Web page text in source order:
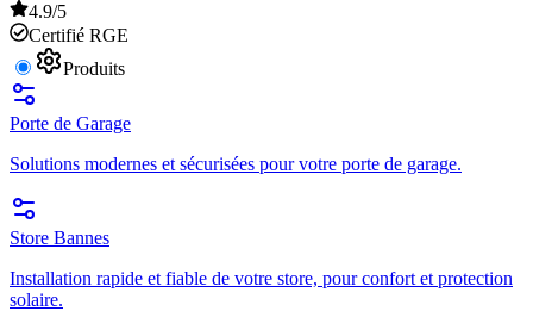
4.9/5
Certifié RGE
Produits
Porte de Garage
Solutions modernes et sécurisées pour votre porte de garage.
Store Bannes
Installation rapide et fiable de votre store, pour confort et protection
solaire.